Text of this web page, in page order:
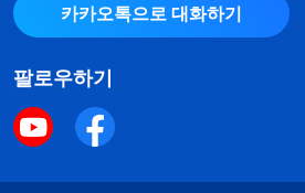
카카오톡으로 대화하기
팔로우하기